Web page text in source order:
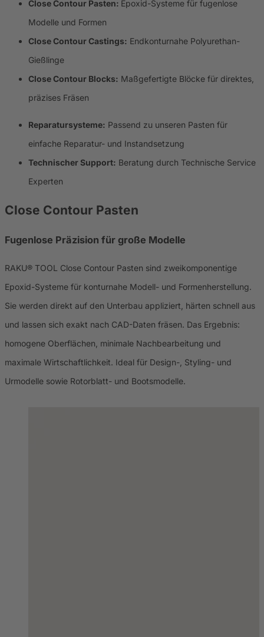
Close Contour Pasten: Epoxid-Systeme für fugenlose
Modelle und Formen
Close Contour Castings: Endkonturnahe Polyurethan-
Gießlinge
Close Contour Blocks: Maßgefertigte Blöcke für direktes,
präzises Fräsen
Reparatursysteme: Passend zu unseren Pasten für
einfache Reparatur- und Instandsetzung
Technischer Support: Beratung durch Technische Service
Experten
Close Contour Pasten
Fugenlose Präzision für große Modelle
RAKU® TOOL Close Contour Pasten sind zweikomponentige
Epoxid-Systeme für konturnahe Modell- und Formenherstellung.
Sie werden direkt auf den Unterbau appliziert, härten schnell aus
und lassen sich exakt nach CAD-Daten fräsen. Das Ergebnis:
homogene Oberflächen, minimale Nachbearbeitung und
maximale Wirtschaftlichkeit. Ideal für Design-, Styling- und
Urmodelle sowie Rotorblatt- und Bootsmodelle.